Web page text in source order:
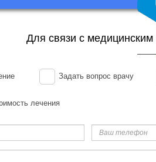
Для связи с
Задать вопрос врачу
лечения
телефон